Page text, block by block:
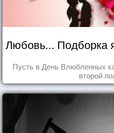
Любовь... Подборка
Пусть в День Влюбленных
второй